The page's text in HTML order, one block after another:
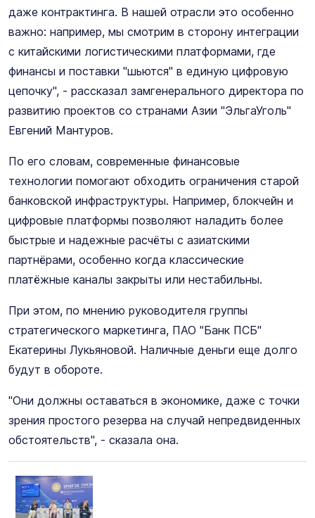
даже контрактинга. В нашей отрасли это особенно
важно: например, мы смотрим в сторону интеграции
с китайскими логистическими платформами, где
финансы и поставки "шьются" в единую цифровую
цепочку", - рассказал замгенерального директора по
развитию проектов со странами Азии "ЭльгаУголь"
Евгений Мантуров.
По его словам, современные финансовые
технологии помогают обходить ограничения старой
банковской инфраструктуры. Например, блокчейн и
цифровые платформы позволяют наладить более
быстрые и надежные расчёты с азиатскими
партнёрами, особенно когда классические
платёжные каналы закрыты или нестабильны.
При этом, по мнению руководителя группы
стратегического маркетинга, ПАО "Банк ПСБ"
Екатерины Лукьяновой. Наличные деньги еще долго
будут в обороте.
"Они должны оставаться в экономике, даже с точки
зрения простого резерва на случай непредвиденных
обстоятельств", - сказала она.